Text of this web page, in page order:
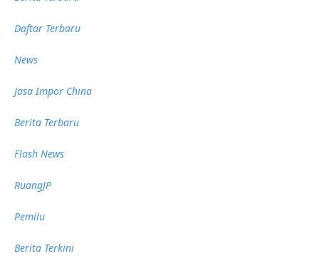
Daftar Terbaru
News
Jasa Impor China
Berita Terbaru
Flash News
RuangJP
Pemilu
Berita Terkini